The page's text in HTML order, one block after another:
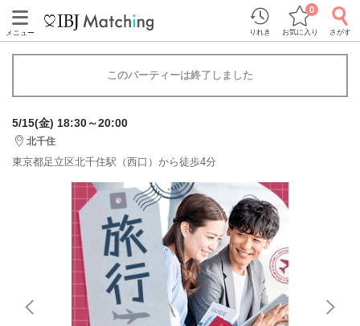
メニュー りれき お気に入り
0
さがす
このパーティーは終了しました
5/15(金) 18:30～20:00
北千住
東京都足立区北千住駅（西口）から徒歩4分